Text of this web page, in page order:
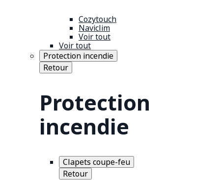
Cozytouch
Naviclim
Voir tout
Voir tout
Protection incendie
Retour
Protection
incendie
Clapets coupe-feu
Retour